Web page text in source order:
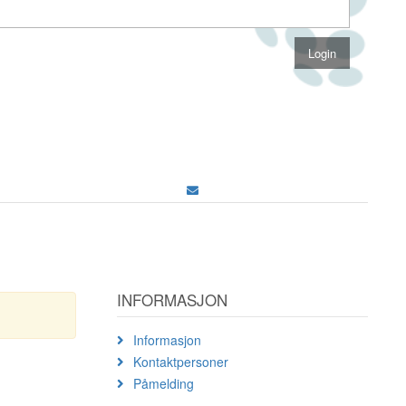
INFORMASJON
Informasjon
Kontaktpersoner
Påmelding